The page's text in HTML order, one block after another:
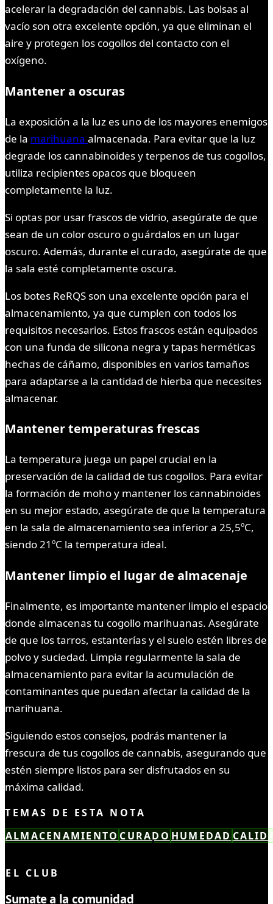
acelerar la degradación del cannabis. Las bolsas al
vacío son otra excelente opción, ya que eliminan el
aire y protegen los cogollos del contacto con el
oxígeno.
Mantener a oscuras
La exposición a la luz es uno de los mayores enemigos
de la marihuana almacenada. Para evitar que la luz
degrade los cannabinoides y terpenos de tus cogollos,
utiliza recipientes opacos que bloqueen
completamente la luz.
Si optas por usar frascos de vidrio, asegúrate de que
sean de un color oscuro o guárdalos en un lugar
oscuro. Además, durante el curado, asegúrate de que
la sala esté completamente oscura.
Los botes ReRQS son una excelente opción para el
almacenamiento, ya que cumplen con todos los
requisitos necesarios. Estos frascos están equipados
con una funda de silicona negra y tapas herméticas
hechas de cáñamo, disponibles en varios tamaños
para adaptarse a la cantidad de hierba que necesites
almacenar.
Mantener temperaturas frescas
La temperatura juega un papel crucial en la
preservación de la calidad de tus cogollos. Para evitar
la formación de moho y mantener los cannabinoides
en su mejor estado, asegúrate de que la temperatura
en la sala de almacenamiento sea inferior a 25,5ºC,
siendo 21ºC la temperatura ideal.
Mantener limpio el lugar de almacenaje
Finalmente, es importante mantener limpio el espacio
donde almacenas tu cogollo marihuanas. Asegúrate
de que los tarros, estanterías y el suelo estén libres de
polvo y suciedad. Limpia regularmente la sala de
almacenamiento para evitar la acumulación de
contaminantes que puedan afectar la calidad de la
marihuana.
Siguiendo estos consejos, podrás mantener la
frescura de tus cogollos de cannabis, asegurando que
estén siempre listos para ser disfrutados en su
máxima calidad.
TEMAS DE ESTA NOTA
ALMACENAMIENTO CURADO HUMEDAD
EL CLUB
Sumate a la comunidad